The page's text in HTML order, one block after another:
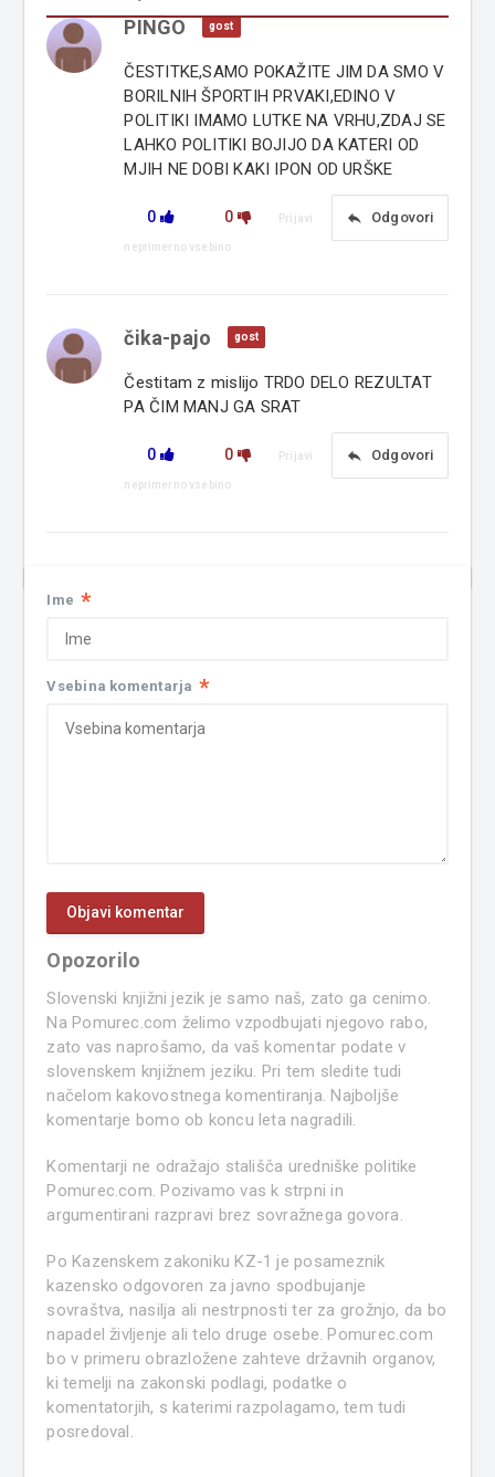
PINGO gost
ČESTITKE,SAMO POKAŽITE JIM DA SMO V
BORILNIH ŠPORTIH PRVAKI,EDINO V
POLITIKI IMAMO LUTKE NA VRHU,ZDAJ SE
LAHKO POLITIKI BOJIJO DA KATERI OD
MJIH NE DOBI KAKI IPON OD URŠKE
0 0 reply Odgovori
Prijavi
neprimerno vsebino
čika-pajo gost
Čestitam z mislijo TRDO DELO REZULTAT
PA ČIM MANJ GA SRAT
0 0 reply Odgovori
Prijavi
neprimerno vsebino
Ime *
Vsebina komentarja *
Opozorilo
Slovenski knjižni jezik je samo naš, zato ga cenimo.
Na Pomurec.com želimo vzpodbujati njegovo rabo,
zato vas naprošamo, da vaš komentar podate v
slovenskem knjižnem jeziku. Pri tem sledite tudi
načelom kakovostnega komentiranja. Najboljše
komentarje bomo ob koncu leta nagradili.
Komentarji ne odražajo stališča uredniške politike
Pomurec.com. Pozivamo vas k strpni in
argumentirani razpravi brez sovražnega govora.
Po Kazenskem zakoniku KZ-1 je posameznik
kazensko odgovoren za javno spodbujanje
sovraštva, nasilja ali nestrpnosti ter za grožnjo, da bo
napadel življenje ali telo druge osebe. Pomurec.com
bo v primeru obrazložene zahteve državnih organov,
ki temelji na zakonski podlagi, podatke o
komentatorjih, s katerimi razpolagamo, tem tudi
posredoval.